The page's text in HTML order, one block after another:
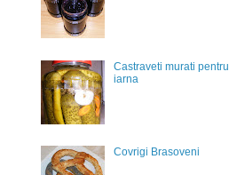
Castraveti murati pentru
iarna
Covrigi Brasoveni